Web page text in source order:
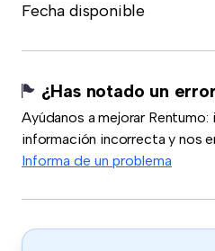
Fecha disponible
¿Has notado un
Ayúdanos a mejorar
información incorrecta y nos
Informa de un problema